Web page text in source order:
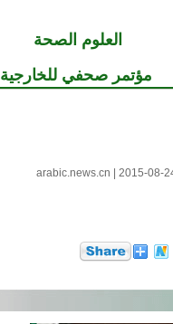
العلوم الصحة
مؤتمر صحفي للخارجية
arabic.news.cn 2015-08-